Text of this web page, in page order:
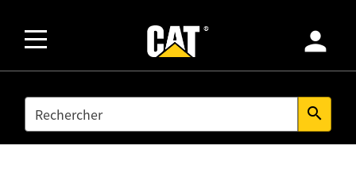
person
SEARCH search